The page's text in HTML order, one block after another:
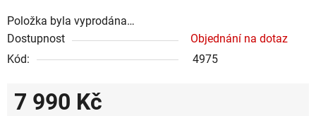
Položka byla vyprodána…
Dostupnost
Objednání na dotaz
Kód:
4975
7 990 Kč